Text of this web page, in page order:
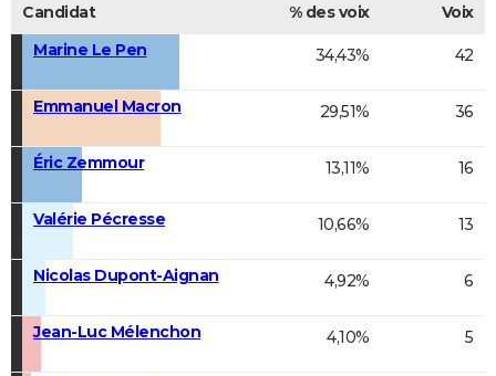
Candidat % des voix
Voix
Marine Le Pen
34,43% 42
Emmanuel Macron 29,51% 36
Éric Zemmour 13,11% 16
Valérie Pécresse 10,66% 13
Nicolas Dupont-Aignan 4,92% 6
Jean-Luc Mélenchon 4,10% 5